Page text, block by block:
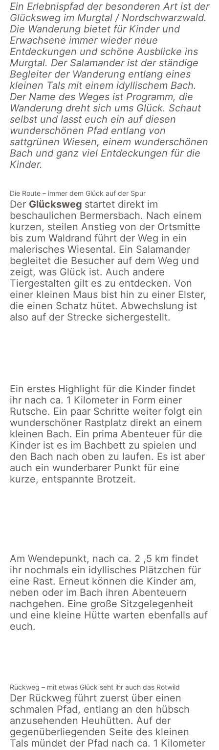
Ein Erlebnispfad der besonderen Art ist der
Glücksweg im Murgtal / Nordschwarzwald.
Die Wanderung bietet für Kinder und
Erwachsene immer wieder neue
Entdeckungen und schöne Ausblicke ins
Murgtal. Der Salamander ist der ständige
Begleiter der Wanderung entlang eines
kleinen Tals mit einem idyllischem Bach.
Der Name des Weges ist Programm, die
Wanderung dreht sich ums Glück. Schaut
selbst und lasst euch ein auf diesen
wunderschönen Pfad entlang von
sattgrünen Wiesen, einem wunderschönen
Bach und ganz viel Entdeckungen für die
Kinder.
Die Route – immer dem Glück auf der Spur
Der Glücksweg startet direkt im
beschaulichen Bermersbach. Nach einem
kurzen, steilen Anstieg von der Ortsmitte
bis zum Waldrand führt der Weg in ein
malerisches Wiesental. Ein Salamander
begleitet die Besucher auf dem Weg und
zeigt, was Glück ist. Auch andere
Tiergestalten gilt es zu entdecken. Von
einer kleinen Maus bist hin zu einer Elster,
die einen Schatz hütet. Abwechslung ist
also auf der Strecke sichergestellt.
Ein erstes Highlight für die Kinder findet
ihr nach ca. 1 Kilometer in Form einer
Rutsche. Ein paar Schritte weiter folgt ein
wunderschöner Rastplatz direkt an einem
kleinen Bach. Ein prima Abenteuer für die
Kinder ist es im Bachbett zu spielen und
den Bach nach oben zu laufen. Es ist aber
auch ein wunderbarer Punkt für eine
kurze, entspannte Brotzeit.
Am Wendepunkt, nach ca. 2 ,5 km findet
ihr nochmals ein idyllisches Plätzchen für
eine Rast. Erneut können die Kinder am,
neben oder im Bach ihren Abenteuern
nachgehen. Eine große Sitzgelegenheit
und eine kleine Hütte warten ebenfalls auf
euch.
Rückweg – mit etwas Glück seht ihr auch das Rotwild
Der Rückweg führt zuerst über einen
schmalen Pfad, entlang an den hübsch
anzusehenden Heuhütten. Auf der
gegenüberliegenden Seite des kleinen
Tals mündet der Pfad nach ca. 1 Kilometer